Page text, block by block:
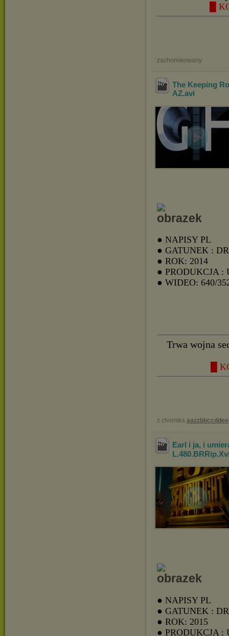
█
zachomikowany
The Keeping
AZ.avi
● NAPISY PL
● GATUNEK :
● ROK: 2014
● PRODUKCJA :
● WIDEO: 640/
Trwa wojna
█
z chomika aazzbbccddee
Earl i ja, i
● NAPISY PL
● GATUNEK :
● ROK: 2015
● PRODUKCJA :